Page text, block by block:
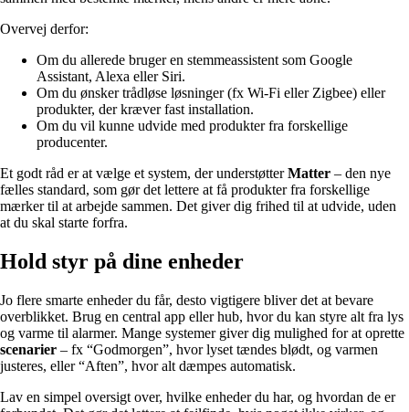
Overvej derfor:
Om du allerede bruger en stemmeassistent som Google
Assistant, Alexa eller Siri.
Om du ønsker trådløse løsninger (fx Wi-Fi eller Zigbee) eller
produkter, der kræver fast installation.
Om du vil kunne udvide med produkter fra forskellige
producenter.
Et godt råd er at vælge et system, der understøtterMatter – den nye
fælles standard, som gør det lettere at få produkter fra forskellige
mærker til at arbejde sammen. Det giver dig frihed til at udvide, uden
at du skal starte forfra.
Hold styr på dine enheder
Jo flere smarte enheder du får, desto vigtigere bliver det at bevare
overblikket. Brug en central app eller hub, hvor du kan styre alt fra lys
og varme til alarmer. Mange systemer giver dig mulighed for at oprette
scenarier – fx “Godmorgen”, hvor lyset tændes blødt, og varmen
justeres, eller “Aften”, hvor alt dæmpes automatisk.
Lav en simpel oversigt over, hvilke enheder du har, og hvordan de er